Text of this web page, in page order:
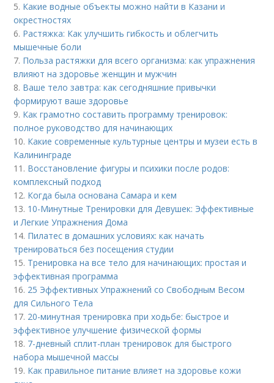
5. Какие водные объекты можно найти в Казани и
окрестностях
6. Растяжка: Как улучшить гибкость и облегчить
мышечные боли
7. Польза растяжки для всего организма: как упражнения
влияют на здоровье женщин и мужчин
8. Ваше тело завтра: как сегодняшние привычки
формируют ваше здоровье
9. Как грамотно составить программу тренировок:
полное руководство для начинающих
10. Какие современные культурные центры и музеи есть в
Калининграде
11. Восстановление фигуры и психики после родов:
комплексный подход
12. Когда была основана Самара и кем
13. 10-Минутные Тренировки для Девушек: Эффективные
и Легкие Упражнения Дома
14. Пилатес в домашних условиях: как начать
тренироваться без посещения студии
15. Тренировка на все тело для начинающих: простая и
эффективная программа
16. 25 Эффективных Упражнений со Свободным Весом
для Сильного Тела
17. 20-минутная тренировка при ходьбе: быстрое и
эффективное улучшение физической формы
18. 7-дневный сплит-план тренировок для быстрого
набора мышечной массы
19. Как правильное питание влияет на здоровье кожи